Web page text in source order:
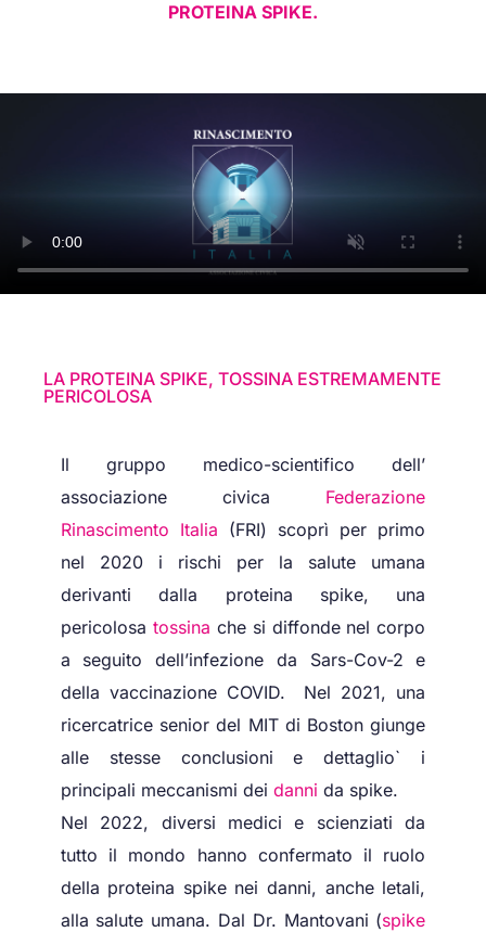
PROTEINA SPIKE.
LA PROTEINA SPIKE, TOSSINA ESTREMAMENTE
PERICOLOSA
Il gruppo medico-scientifico dell’
associazione civica Federazione
Rinascimento Italia (FRI) scoprì per primo
nel 2020 i rischi per la salute umana
derivanti dalla proteina spike, una
pericolosa tossina che si diffonde nel corpo
a seguito dell’infezione da Sars-Cov-2 e
della vaccinazione COVID. Nel 2021, una
ricercatrice senior del MIT di Boston giunge
alle stesse conclusioni e dettaglio` i
principali meccanismi dei danni da spike.
Nel 2022, diversi medici e scienziati da
tutto il mondo hanno confermato il ruolo
della proteina spike nei danni, anche letali,
alla salute umana. Dal Dr. Mantovani (spike